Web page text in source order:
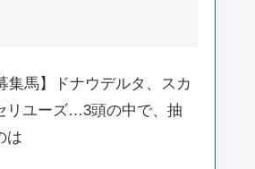
集馬】ドナウデルタ、スカ
リユーズ…3頭の中で、抽
は